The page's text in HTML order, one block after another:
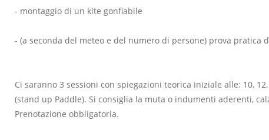
- montaggio di un kite gonfiabile
- (a seconda del meteo e del numero di persone) prova pratica
Ci saranno 3 sessioni con spiegazioni teorica iniziale alle: 10,
(stand up Paddle). Si consiglia la muta o indumenti aderenti,
Prenotazione obbligatoria.